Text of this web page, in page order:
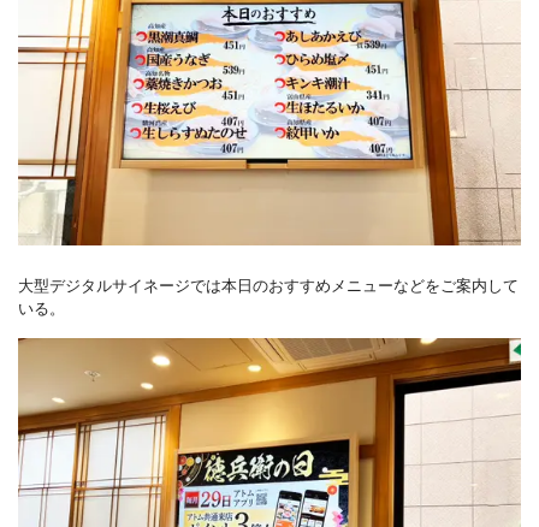
大型デジタルサイネージでは本日のおすすめメニューなどをご案内して
いる。